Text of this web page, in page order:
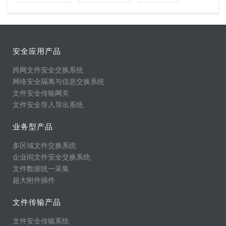
安全应用产品
跨网文件安全交换系统
网络安全隔离与信息交换系统
文件安全传输网关
文件安全导入导出系统
业务型产品
多区域文件交换系统
企业间文件安全交换系统
文件数据统一采集
超大附件插件
文件传输产品
文件安全传输系统